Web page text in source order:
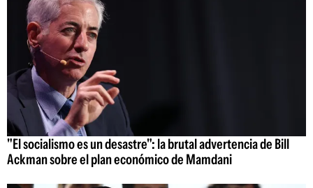
"El socialismo es un desastre": la brutal advertencia de Bill
Ackman sobre el plan económico de Mamdani